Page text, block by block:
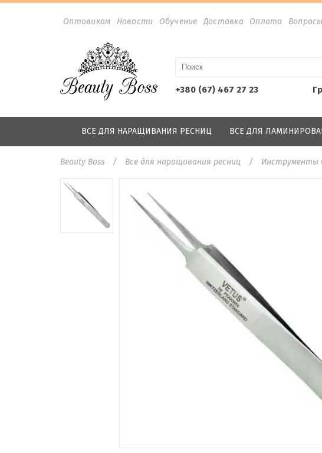
Оптовикам Новости Обучение Доставка Оплата
+380 (67) 467 27 23
ВСЕ ДЛЯ НАРАЩИВАНИЯ РЕСНИЦ ВСЕ ДЛЯ
Beauty Boss Все для наращивания ресниц Инструменты